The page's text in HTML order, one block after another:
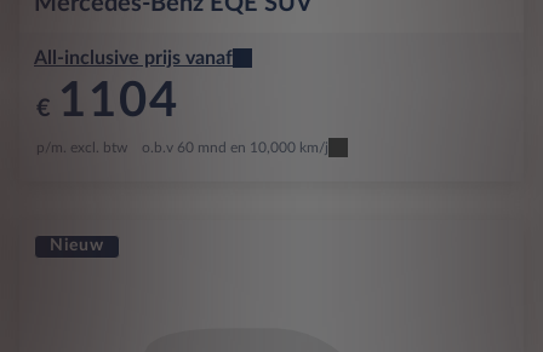
All-inclusive prijs vanaf
€ 1104
p/m. excl. btw o.b.v 60 mnd en 10,000 km/j
Nieuw